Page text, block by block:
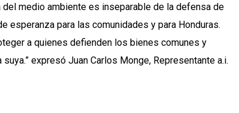
medio ambiente es inseparable de la defensa de
esperanza para las comunidades y para Honduras.
a quienes defienden los bienes comunes y
expresó Juan Carlos Monge, Representante a.i.